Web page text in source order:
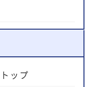
ップ